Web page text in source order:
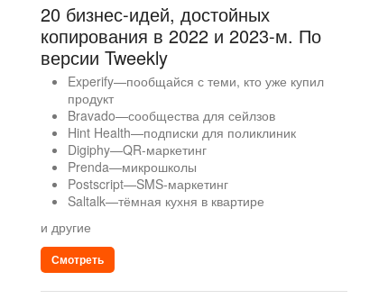
20 бизнес-идей, достойных
копирования в 2022 и 2023-м. По
версии Tweekly
Experify—пообщайся с теми, кто уже купил
продукт
Bravado—сообщества для сейлзов
Hint Health—подписки для поликлиник
Digiphy—Q R-маркетинг
Prenda—микрошколы
Postscript—SMS-маркетинг
Saltalk—тёмная кухня в квартире
и другие
Смотреть